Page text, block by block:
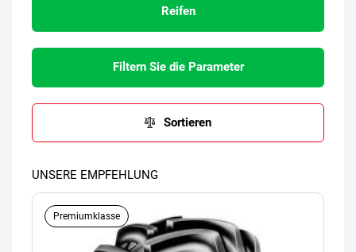
Reifen
Filtern Sie die Parameter
Sortieren
UNSERE EMPFEHLUNG
Premiumklasse